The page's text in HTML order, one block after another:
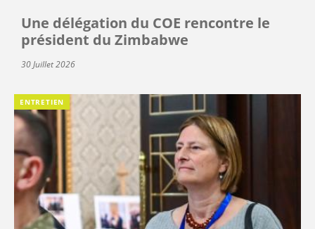
Une délégation du COE rencontre le
président du Zimbabwe
30 Juillet 2026
ENTRETIEN